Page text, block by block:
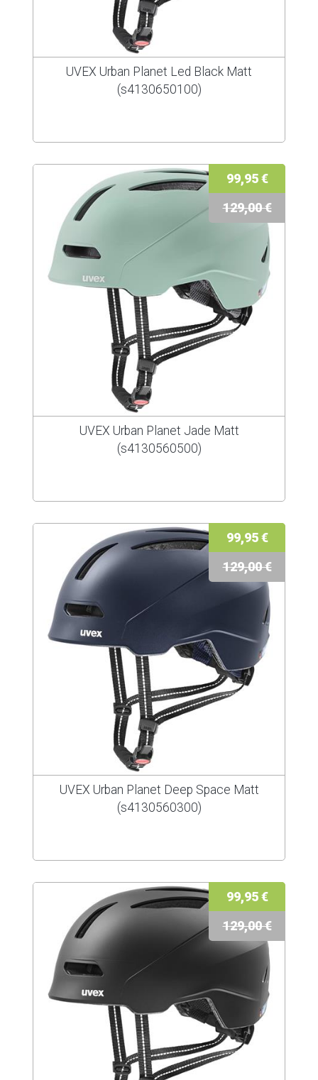
UVEX Urban Planet Led Black Matt
(s4130650100)
99,95 €
129,00 €
UVEX Urban Planet Jade Matt
(s4130560500)
99,95 €
129,00 €
UVEX Urban Planet Deep Space Matt
(s4130560300)
99,95 €
129,00 €